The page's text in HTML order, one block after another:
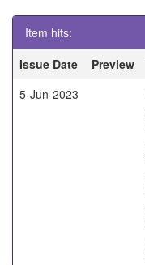
Item hits:
Issue Date
Preview
5-Jun-2023